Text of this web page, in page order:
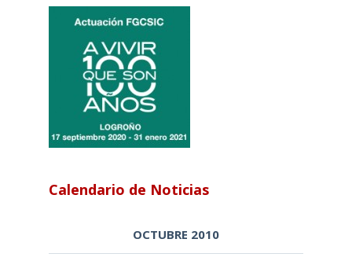
Calendario de Noticias
OCTUBRE 2010